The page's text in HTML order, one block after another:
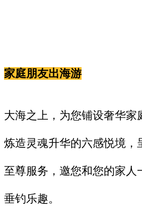
家庭朋友出海游
大海之上，为您铺设奢华家
炼造灵魂升华的六感悦境，
至尊服务，邀您和您的家人
垂钓乐趣。